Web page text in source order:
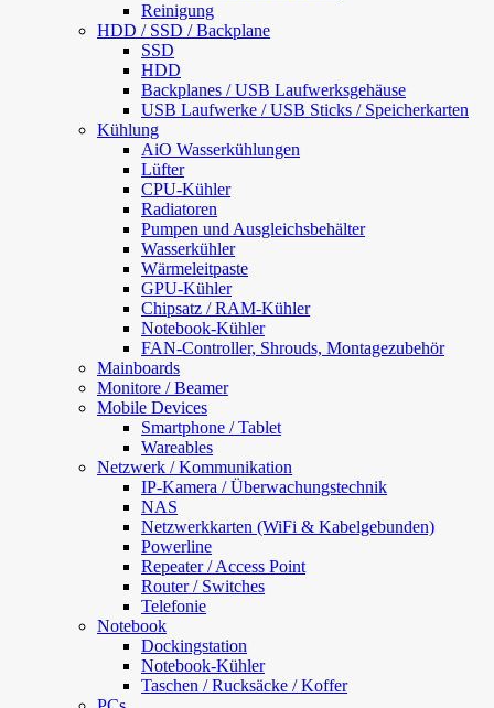
Reinigung
HDD / SSD / Backplane
SSD
HDD
Backplanes / USB Laufwerksgehäuse
USB Laufwerke / USB Sticks / Speicherkarten
Kühlung
AiO Wasserkühlungen
Lüfter
CPU-Kühler
Radiatoren
Pumpen und Ausgleichsbehälter
Wasserkühler
Wärmeleitpaste
GPU-Kühler
Chipsatz / RAM-Kühler
Notebook-Kühler
FAN-Controller, Shrouds, Montagezubehör
Mainboards
Monitore / Beamer
Mobile Devices
Smartphone / Tablet
Wareables
Netzwerk / Kommunikation
IP-Kamera / Überwachungstechnik
NAS
Netzwerkkarten (WiFi & Kabelgebunden)
Powerline
Repeater / Access Point
Router / Switches
Telefonie
Notebook
Dockingstation
Notebook-Kühler
Taschen / Rucksäcke / Koffer